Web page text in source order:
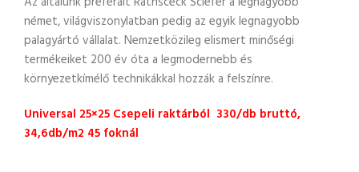
német, világviszonylatban pedig az egyik legnagyobb
palagyártó vállalat. Nemzetközileg elismert minőségi
termékeiket 200 év óta a legmodernebb és
környezetkímélő technikákkal hozzák a felszínre.
Universal 25×25 Csepeli raktárból 330/db bruttó,
34,6db/m2 45 foknál